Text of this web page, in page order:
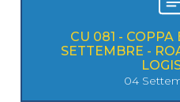
CU 081 -
SETTEMBRE -
04